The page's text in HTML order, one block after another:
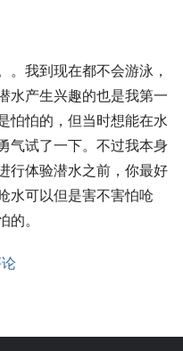
。我到现在都不会游泳，
水产生兴趣的也是我第一
怕怕的，但当时想能在水
气试了一下。不过我本身
行体验潜水之前，你最好
水可以但是害不害怕呛
。